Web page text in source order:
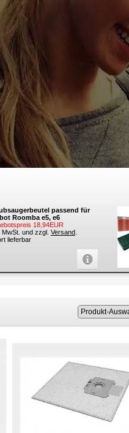
passend für
Roomba e5, e6
18,94EUR
MwSt. und zzgl. Versand
lieferbar